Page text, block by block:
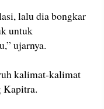
lalu dia bongkar
untuk
ujarnya.
kalimat-kalimat
Kapitra.